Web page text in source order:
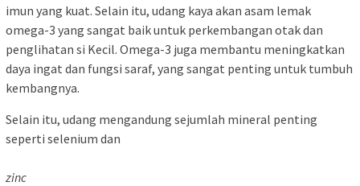
imun yang kuat. Selain itu, udang kaya akan asam lemak
omega-3 yang sangat baik untuk perkembangan otak dan
penglihatan si Kecil. Omega-3 juga membantu meningkatkan
daya ingat dan fungsi saraf, yang sangat penting untuk tumbuh
kembangnya.
Selain itu, udang mengandung sejumlah mineral penting
seperti selenium dan
zinc